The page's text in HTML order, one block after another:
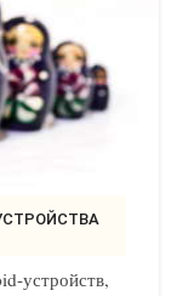
устройств,